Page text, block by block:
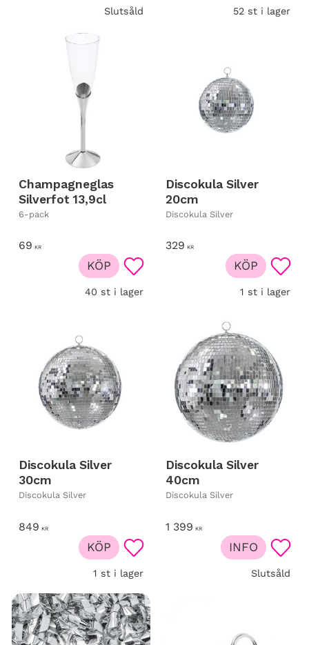
Slutsåld 52 st i lager
Champagneglas
Silverfot 13,9cl
6-pack
69 KR
Lägg till i favoriter
40 st i lager
KÖP
Discokula Silver
20cm
Discokula Silver
329 KR
1 st i lager
KÖP
Discokula Silver
30cm
Discokula Silver
849 KR
Lägg till i favoriter
1 st i lager
KÖP
Discokula Silver
40cm
Discokula Silver
1 399 KR
Slutsåld
INFO